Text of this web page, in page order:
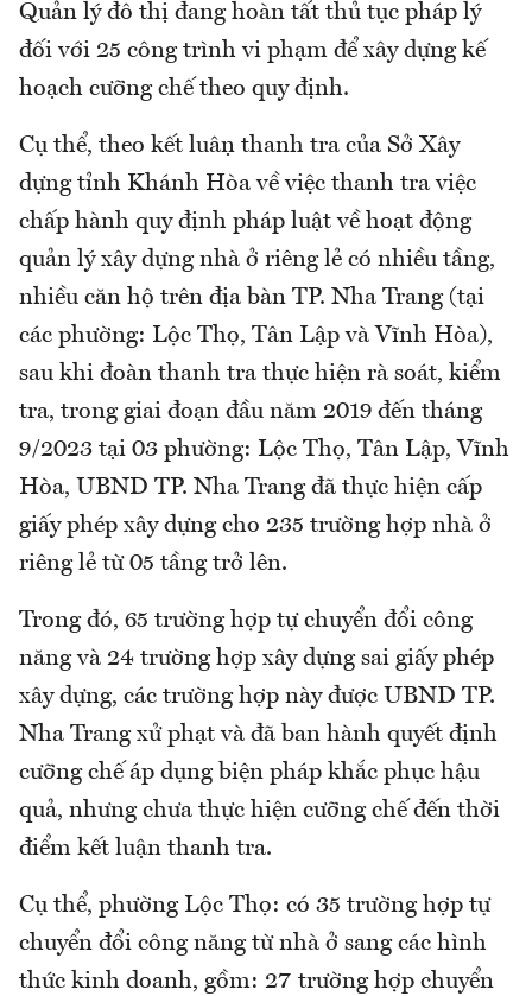
Quản lý đô thị đang hoàn tất thủ tục pháp lý
đối với 25 công trình vi phạm để xây dựng kế
hoạch cưỡng chế theo quy định.
Cụ thể, theo kết luận thanh tra của Sở Xây
dựng tỉnh Khánh Hòa về việc thanh tra việc
chấp hành quy định pháp luật về hoạt động
quản lý xây dựng nhà ở riêng lẻ có nhiều tầng,
nhiều căn hộ trên địa bàn TP. Nha Trang (tại
các phường: Lộc Thọ, Tân Lập và Vĩnh Hòa),
sau khi đoàn thanh tra thực hiện rà soát, kiểm
tra, trong giai đoạn đầu năm 2019 đến tháng
9/2023 tại 03 phường: Lộc Thọ, Tân Lập, Vĩnh
Hòa, UBND TP. Nha Trang đã thực hiện cấp
giấy phép xây dựng cho 235 trường hợp nhà ở
riêng lẻ từ 05 tầng trở lên.
Trong đó, 65 trường hợp tự chuyển đổi công
năng và 24 trường hợp xây dựng sai giấy phép
xây dựng, các trường hợp này được UBND TP.
Nha Trang xử phạt và đã ban hành quyết định
cưỡng chế áp dụng biện pháp khắc phục hậu
quả, nhưng chưa thực hiện cưỡng chế đến thời
điểm kết luận thanh tra.
Cụ thể, phường Lộc Thọ: có 35 trường hợp tự
chuyển đổi công năng từ nhà ở sang các hình
thức kinh doanh, gồm: 27 trường hợp chuyển